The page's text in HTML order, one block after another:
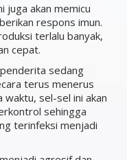
juga akan memicu
respons imun.
terlalu banyak,
cepat.
sedang
terus menerus
sel-sel ini akan
sehingga
terinfeksi menjadi